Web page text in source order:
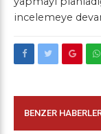
incelemeye
BENZER